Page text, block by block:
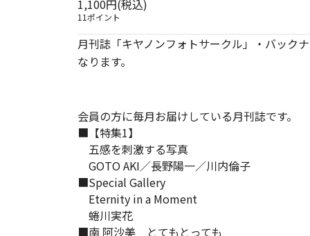
1,100円(税込)
11ポイント
月刊誌「キヤノンフォトサークル」・バッ
なります。
会員の方に毎月お届けしている月刊誌です。
■【特集1】
五感を刺激する写真
GOTO AKI／長野陽一／川内倫子
■Special Gallery
Eternity in a Moment
蜷川実花
■南 阿沙美 とてもとっても